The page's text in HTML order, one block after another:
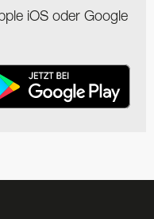
iOS oder Google